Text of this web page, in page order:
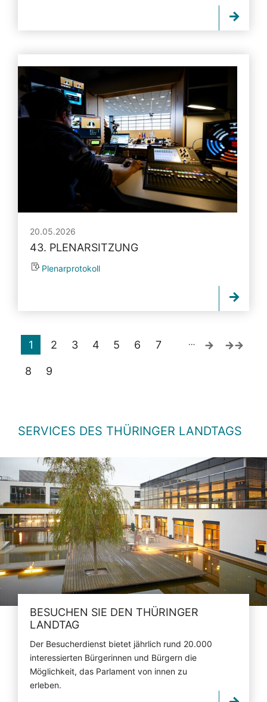
20.05.2026
43. PLENARSITZUNG
Plenarprotokoll
1 2 3 4 5 6 7
8 9
…
SERVICES DES THÜRINGER LANDTAGS
BESUCHEN SIE DEN THÜRINGER
LANDTAG
Der Besucherdienst bietet jährlich rund 20.000
interessierten Bürgerinnen und Bürgern die
Möglichkeit, das Parlament von innen zu
erleben.